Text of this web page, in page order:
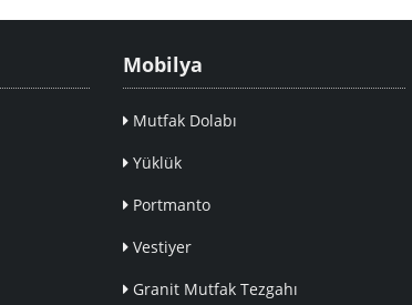
Mobilya
Mutfak Dolabı
Yüklük
Portmanto
Vestiyer
Granit Mutfak Tezgahı